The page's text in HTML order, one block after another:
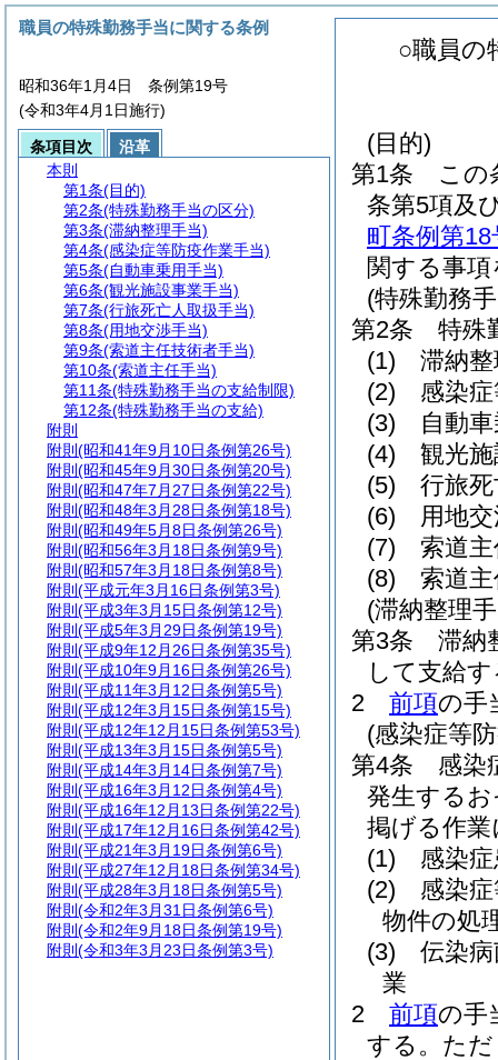
○職員の
(目的)
第1条
この
条第5項及
町条例第18
関する事
(特殊勤務
第2条
特殊
(1)
滞納
(2)
感染
(3)
自動
(4)
観光
(5)
行旅
(6)
用地
(7)
索道
(8)
索道
(滞納整理
第3条
滞納
して支給
2
前項の手
(感染症等
第4条
感染
発生する
掲げる作
(1)
感染
(2)
感染
物件の処
(3)
伝染
業
2
前項の手
する。 た
職員の特殊勤務手当に関する条例
昭和36年1月4日 条例第19号
(令和3年4月1日施行)
条項目次
沿革
本則
第1条(目的)
第2条(特殊勤務手当の区分)
第3条(滞納整理手当)
第4条(感染症等防疫作業手当)
第5条(自動車乗用手当)
第6条(観光施設事業手当)
第7条(行旅死亡人取扱手当)
第8条(用地交渉手当)
第9条(索道主任技術者手当)
第10条(索道主任手当)
第11条(特殊勤務手当の支給制限)
第12条(特殊勤務手当の支給)
附則
附則 (昭和41年9月10日条例第26号)
附則 (昭和45年9月30日条例第20号)
附則 (昭和47年7月27日条例第22号)
附則 (昭和48年3月28日条例第18号)
附則 (昭和49年5月8日条例第26号)
附則 (昭和56年3月18日条例第9号)
附則 (昭和57年3月18日条例第8号)
附則 (平成元年3月16日条例第3号)
附則 (平成3年3月15日条例第12号)
附則 (平成5年3月29日条例第19号)
附則 (平成9年12月26日条例第35号)
附則 (平成10年9月16日条例第26号)
附則 (平成11年3月12日条例第5号)
附則 (平成12年3月15日条例第15号)
附則 (平成12年12月15日条例第53号)
附則 (平成13年3月15日条例第5号)
附則 (平成14年3月14日条例第7号)
附則 (平成16年3月12日条例第4号)
附則 (平成16年12月13日条例第22号)
附則 (平成17年12月16日条例第42号)
附則 (平成21年3月19日条例第6号)
附則 (平成27年12月18日条例第34号)
附則 (平成28年3月18日条例第5号)
附則 (令和2年3月31日条例第6号)
附則 (令和2年9月18日条例第19号)
附則 (令和3年3月23日条例第3号)